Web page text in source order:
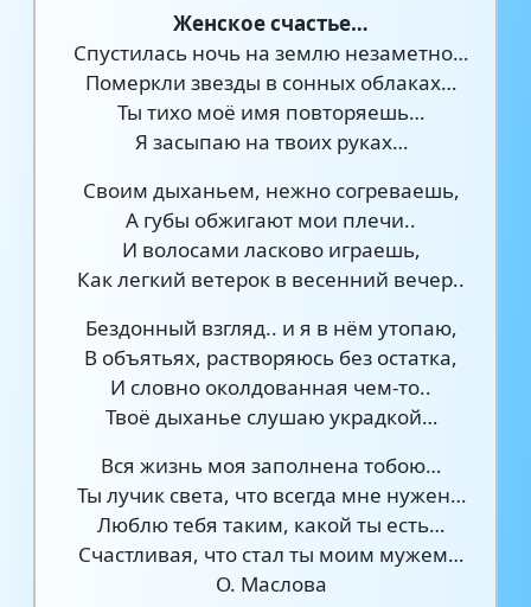
Женское счастье…
Спустилась ночь на землю незаметно…
Померкли звезды в сонных облаках…
Ты тихо моё имя повторяешь…
Я засыпаю на твоих руках…
Своим дыханьем, нежно согреваешь,
А губы обжигают мои плечи..
И волосами ласково играешь,
Как легкий ветерок в весенний вечер..
Бездонный взгляд.. и я в нём утопаю,
В объятьях, растворяюсь без остатка,
И словно околдованная чем-то..
Твоё дыханье слушаю украдкой…
Вся жизнь моя заполнена тобою…
Ты лучик света, что всегда мне нужен…
Люблю тебя таким, какой ты есть…
Счастливая, что стал ты моим мужем…
О. Маслова